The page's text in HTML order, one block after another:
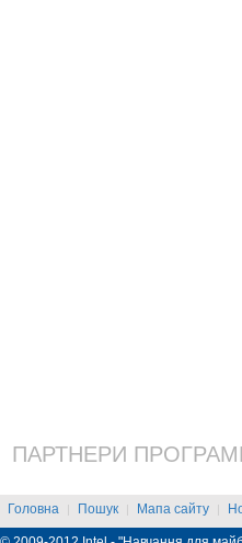
ПАРТНЕРИ
Головна | Пошук | Мапа сайту |